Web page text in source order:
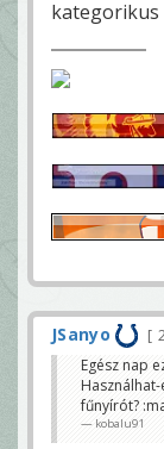
kategorikus
JSanyo
Egész nap
fűnyírót?
kobalu91